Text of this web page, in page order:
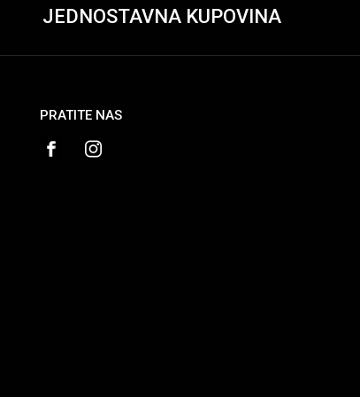
JEDNOSTAVNA KUPOVINA
PRATITE NAS